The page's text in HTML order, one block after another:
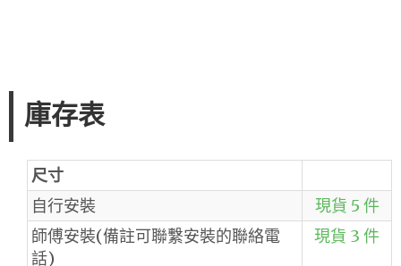
庫存表
尺寸
自行安裝
現貨 5 件
師傅安裝(備註可聯繫安裝的聯絡電
話)
現貨 3 件